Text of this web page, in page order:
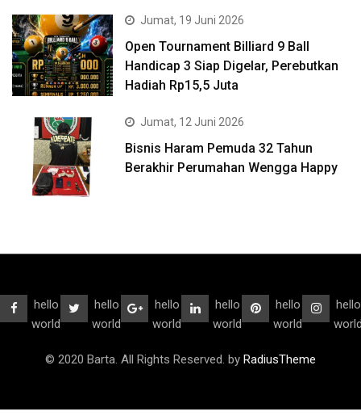
Jumat, 19 Juni 2026
Open Tournament Billiard 9 Ball
Handicap 3 Siap Digelar, Perebutkan
Hadiah Rp15,5 Juta
Jumat, 12 Juni 2026
Bisnis Haram Pemuda 32 Tahun
Berakhir Perumahan Wengga Happy
hello
world
hello
world
hello
world
hello
world
hello
world
hello
© 2020 Barta. All Rights Reserved. by RadiusTheme